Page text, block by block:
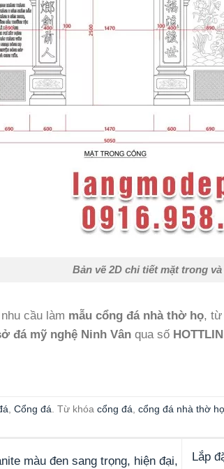
Bản vẽ 2D chi tiết mặt trong
cầu làm mẫu cổng đá nhà thờ họ, từ
đá mỹ nghệ Ninh Vân qua số
, Cổng đá. Từ khóa cổng đá, cổng đá nhà thờ họ
màu đen sang trọng, hiện đại, Lắp